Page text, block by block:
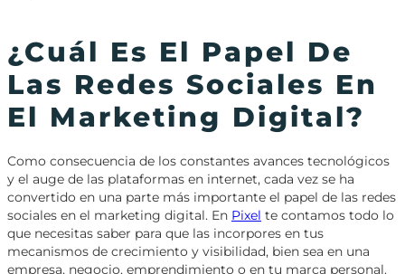
¿Cuál Es El Papel De
Las Redes Sociales En
El Marketing Digital?
Como consecuencia de los constantes avances tecnológicos
y el auge de las plataformas en internet, cada vez se ha
convertido en una parte más importante el papel de las redes
sociales en el marketing digital. En Pixel te contamos todo lo
que necesitas saber para que las incorpores en tus
mecanismos de crecimiento y visibilidad, bien sea en una
empresa, negocio, emprendimiento o en tu marca personal.